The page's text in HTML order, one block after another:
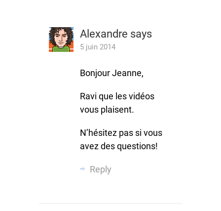
Alexandre says
5 juin 2014
Bonjour Jeanne,
Ravi que les vidéos
vous plaisent.
N’hésitez pas si vous
avez des questions!
Reply